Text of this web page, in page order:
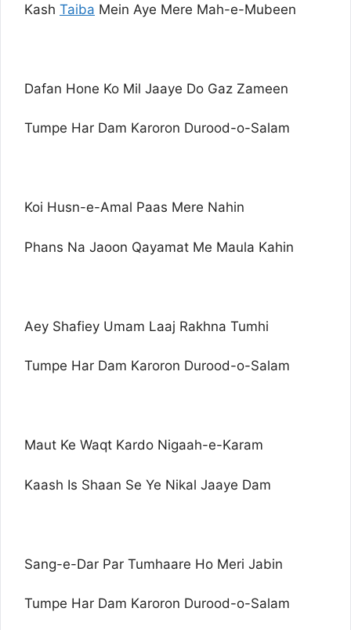
Kash Taiba Mein Aye Mere Mah-e-Mubeen
Dafan Hone Ko Mil Jaaye Do Gaz Zameen
Tumpe Har Dam Karoron Durood-o-Salam
Koi Husn-e-Amal Paas Mere Nahin
Phans Na Jaoon Qayamat Me Maula Kahin
Aey Shafiey Umam Laaj Rakhna Tumhi
Tumpe Har Dam Karoron Durood-o-Salam
Maut Ke Waqt Kardo Nigaah-e-Karam
Kaash Is Shaan Se Ye Nikal Jaaye Dam
Sang-e-Dar Par Tumhaare Ho Meri Jabin
Tumpe Har Dam Karoron Durood-o-Salam